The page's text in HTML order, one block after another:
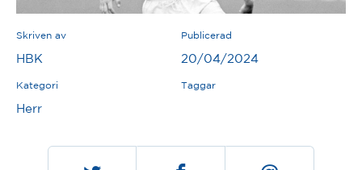
Skriven av
HBK
Publicerad
20/04/2024
Kategori
Herr
Taggar